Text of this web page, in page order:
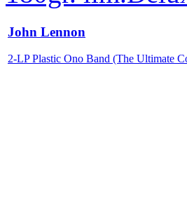
John Lennon
2-LP Plastic Ono Band (The Ultimate